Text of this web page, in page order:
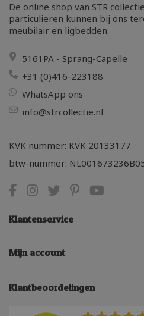
De online shop van STR
particulieren kunnen bij ons
meubilair en ligbedden.
5161PA - Sprang-Capelle
+31 (0)416-223188
WhatsApp ons
info@strcollectie.nl
KVK nummer: KVK 20133177
btw-nummer:
Klantenservice
Mijn account
Klantbeoordelingen